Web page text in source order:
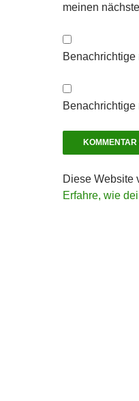
meinen
Diese Website
Erfahre, wie